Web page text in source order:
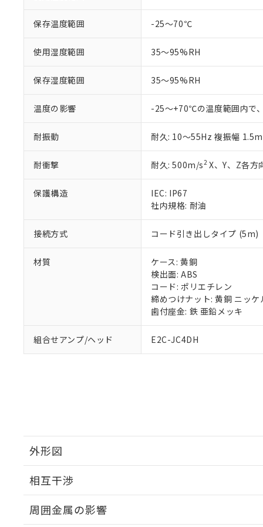
保存温度範囲 -25～70℃
使用湿度範囲 35～95%RH
保存湿度範囲 35～95%RH
温度の影響 -25～+70℃の温度範囲内で
耐振動 耐久: 10～55Hz 複振幅
耐衝撃 耐久: 500m/s2X、Y、Z各方
保護構造
IEC: IP67
社内規格: 耐油
接続方式 コード引き出しタイプ (5m)
材質
ケース: 黄銅
検出面: ABS
コード: ポリエチレン
締めつけナット: 黄銅 ニッケ
歯付座金: 鉄 亜鉛メッキ
組合せアンプ/ヘッド E2C-JC4DH
外形図
相互干渉
周囲金属の影響
ご利用条件
以下の条件をお読
本サービス
当社制御機
在庫状況お
のであり、
い。
正式な納期
オムロン制御
在庫状況お
ている必要
お客様が当
調査・確認中：
非該当品：ライセ
鉛(Pb) 1000ppm以下、
フタル酸ビス(2-エチル
ル（DBP） 1000ppm以
但し、RoHS指令で産
フタル酸エステル類の
※2 対応予定月
部品在庫の切り替
※3 非含有証明
下記の非含有証明
EU RoHS指令（10
51物質の非含有証
※本証明書は発行
また、RoHS指令
既に当社にて対応
り割愛しておりま
※1 中国
「○」：最大均質
「×」：最大均質
「－」：未確認で
*中国RoHS10物質の基
Pb(鉛) :1000ppm、
Cr(Ⅵ)(六価クロム) :
DEHP(フタル酸ビス(2-
※2 環境保護使
「10」：通常の使
味します。
「－」：未確認で
などの必要
当社は規制
ます。
当社は貴社
また当社は
たしません。
△
白